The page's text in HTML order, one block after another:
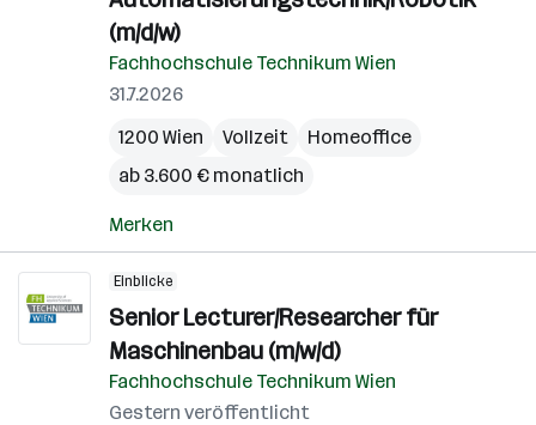
(m/d/w)
Fachhochschule Technikum Wien
31.7.2026
1200 Wien
Vollzeit
Homeoffice
ab 3.600 € monatlich
Merken
Einblicke
Senior Lecturer/Researcher für
Maschinenbau (m/w/d)
Fachhochschule Technikum Wien
Gestern veröffentlicht